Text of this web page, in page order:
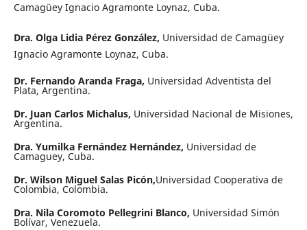
Camagüey Ignacio Agramonte Loynaz, Cuba.
Dra. Olga Lidia Pérez González, Universidad de Camagüey
Ignacio Agramonte Loynaz, Cuba.
Dr. Fernando Aranda Fraga, Universidad Adventista del
Plata, Argentina.
Dr. Juan Carlos Michalus, Universidad Nacional de Misiones,
Argentina.
Dra. Yumilka Fernández Hernández, Universidad de
Camaguey, Cuba.
Dr. Wilson Miguel Salas Picón,Universidad Cooperativa de
Colombia, Colombia.
Dra. Nila Coromoto Pellegrini Blanco, Universidad Simón
Bolívar, Venezuela.